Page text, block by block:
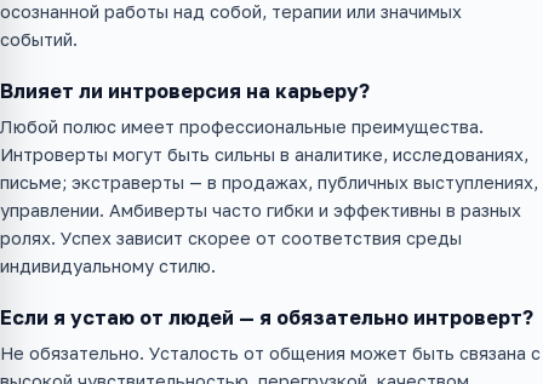
осознанной работы над собой, терапии или значимых
событий.
Влияет ли интроверсия на карьеру?
Любой полюс имеет профессиональные преимущества.
Интроверты могут быть сильны в аналитике, исследованиях,
письме; экстраверты — в продажах, публичных выступлениях,
управлении. Амбиверты часто гибки и эффективны в разных
ролях. Успех зависит скорее от соответствия среды
индивидуальному стилю.
Если я устаю от людей — я обязательно интроверт?
Не обязательно. Усталость от общения может быть связана с